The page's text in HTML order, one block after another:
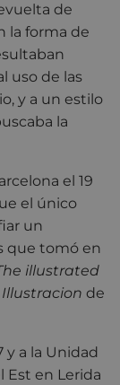
de
la forma de
uso de las
y a un estilo
la
el 19
el único
un
que tomó en
illustrated
Illustracion de
y a la Unidad
Est en Lerida